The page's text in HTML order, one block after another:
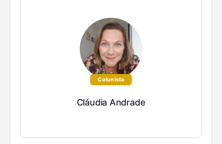
Colunista
Cláudia Andrade